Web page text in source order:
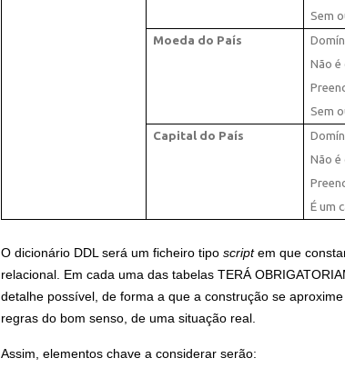
Sem
Moeda do País
Não é
Sem
Capital do País
Não é
É um
O dicionário DDL será um ficheiro tipo scriptem que
relacional. Em cada uma das tabelas TERÁ
detalhe possível, de forma a que a construção se
regras do bom senso, de uma situação real.
Assim, elementos chave a considerar serão: